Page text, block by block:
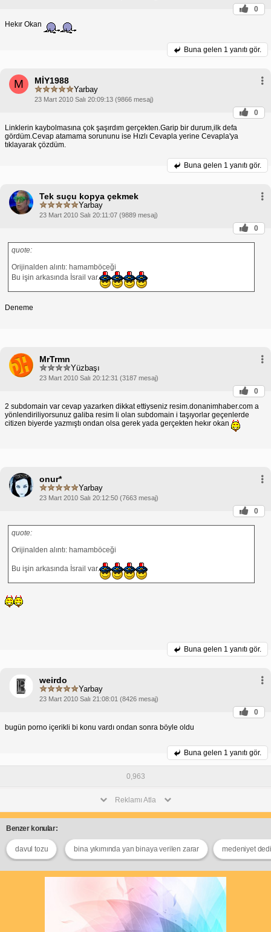
0
Hekır Okan
Buna gelen 1 yanıtı gör.
M MİY1988
Yarbay
23 Mart 2010 Salı 20:09:13 (9866 mesaj)
0
Linklerin kaybolmasına çok şaşırdım gerçekten.Garip bir durum,ilk defa
gördüm.Cevap atamama sorununu ise Hızlı Cevapla yerine Cevapla'ya
tıklayarak çözdüm.
Buna gelen 1 yanıtı gör.
Tek suçu kopya çekmek
Yarbay
23 Mart 2010 Salı 20:11:07 (9889 mesaj)
0
quote:
Orijinalden alıntı: hamamböceği
Bu işin arkasında İsrail var.
Deneme
MrTrmn
Yüzbaşı
23 Mart 2010 Salı 20:12:31 (3187 mesaj)
0
2 subdomain var cevap yazarken dikkat ettiyseniz resim.donanimhaber.com a
yönlendiriliyorsunuz galiba resim li olan subdomain i taşıyorlar geçenlerde
citizen biyerde yazmıştı ondan olsa gerek yada gerçekten hekır okan
onur*
Yarbay
23 Mart 2010 Salı 20:12:50 (7663 mesaj)
0
quote:
Orijinalden alıntı: hamamböceği
Bu işin arkasında İsrail var.
Buna gelen 1 yanıtı gör.
weirdo
Yarbay
23 Mart 2010 Salı 21:08:01 (8426 mesaj)
0
bugün porno içerikli bi konu vardı ondan sonra böyle oldu
Buna gelen 1 yanıtı gör.
0,963
Reklamı Atla
Benzer konular:
davul tozu bina yıkımında yan binaya verilen zarar medeniyet